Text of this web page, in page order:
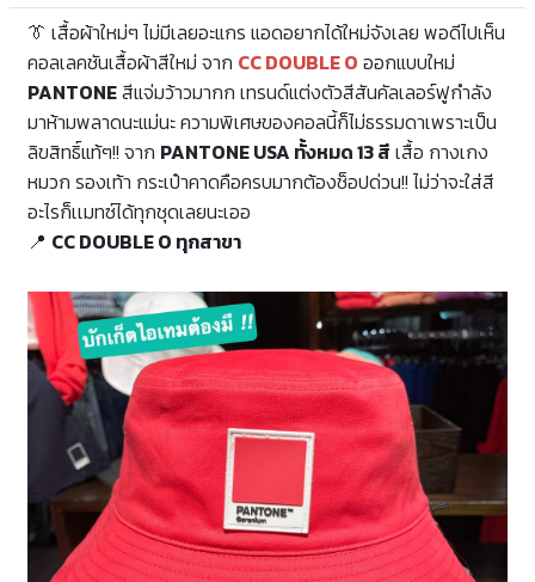
👔 เสื้อผ้าใหม่ๆ ไม่มีเลยอะแกร แอดอยากได้ใหม่จังเลย พอดีไปเห็น
คอลเลคชันเสื้อผ้าสีใหม่ จาก CC DOUBLE O ออกแบบใหม่
PANTONEสีแจ่มว้าวมากก เทรนด์แต่งตัวสีสันคัลเลอร์ฟูกำลัง
มาห้ามพลาดนะแม่นะ ความพิเศษของคอลนี้ก็ไม่ธรรมดาเพราะเป็น
ลิขสิทธิ์แท้ๆ!! จาก PANTONE USA ทั้งหมด 13 สี เสื้อ กางเกง
หมวก รองเท้า กระเป๋าคาดคือครบมากต้องช็อปด่วน!! ไม่ว่าจะใส่สี
อะไรก็เเมทซ์ได้ทุกชุดเลยนะเออ
📍 CC DOUBLE O ทุกสาขา